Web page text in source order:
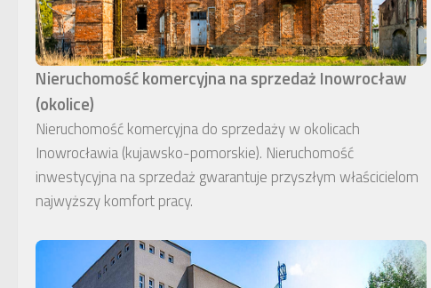
Nieruchomość komercyjna na sprzedaż Inowrocław
(okolice)
Nieruchomość komercyjna do sprzedaży w okolicach
Inowrocławia (kujawsko-pomorskie). Nieruchomość
inwestycyjna na sprzedaż gwarantuje przyszłym właścicielom
najwyższy komfort pracy.